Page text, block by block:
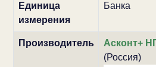
Единица
измерения
Банка
Производитель Асконт+
(Россия)